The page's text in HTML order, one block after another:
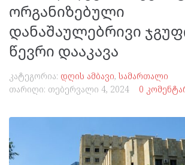
ორგანიზებული
დანაშაულებრივი
წევრი დააკავა
კატეგორია: დღის ამბავი, სამართალი
თარიღი: თებერვალი 4, 2024 0